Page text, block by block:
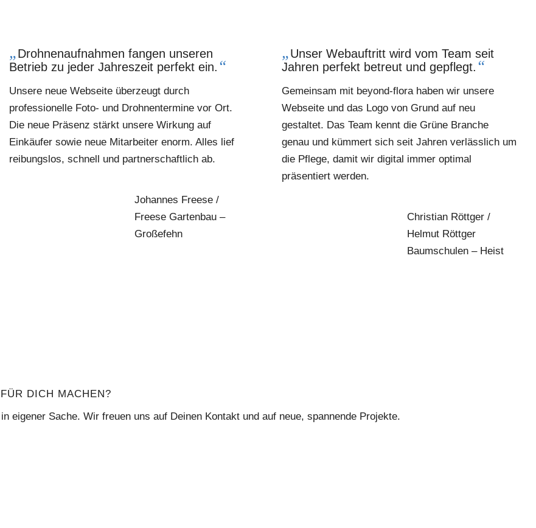
„Drohnenaufnahmen fangen unseren
Betrieb zu jeder Jahreszeit perfekt ein. “
Unsere neue Webseite überzeugt durch
professionelle Foto- und Drohnentermine vor Ort.
Die neue Präsenz stärkt unsere Wirkung auf
Einkäufer sowie neue Mitarbeiter enorm. Alles lief
reibungslos, schnell und partnerschaftlich ab.
Johannes Freese /
Freese Gartenbau –
Großefehn
„Unser Webauftritt wird vom Team seit
Jahren perfekt betreut und gepflegt. “
Gemeinsam mit beyond-flora haben wir unsere
Webseite und das Logo von Grund auf neu
gestaltet. Das Team kennt die Grüne Branche
genau und kümmert sich seit Jahren verlässlich um
die Pflege, damit wir digital immer optimal
präsentiert werden.
Christian Röttger /
Helmut Röttger
Baumschulen – Heist
DICH MACHEN?
eigener Sache. Wir freuen uns auf Deinen Kontakt und auf neue, spannende Projekte.